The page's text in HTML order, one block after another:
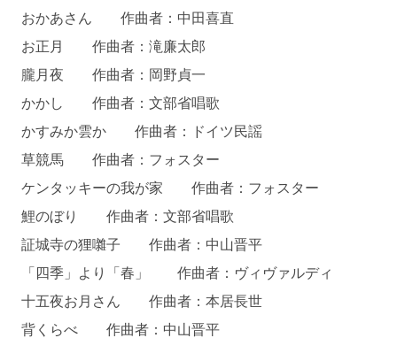
おかあさん 作曲者：中田喜直
お正月 作曲者：滝廉太郎
朧月夜 作曲者：岡野貞一
かかし 作曲者：文部省唱歌
かすみか雲か 作曲者：ドイツ民謡
草競馬 作曲者：フォスター
ケンタッキーの我が家 作曲者：フォスター
鯉のぼり 作曲者：文部省唱歌
証城寺の狸囃子 作曲者：中山晋平
「四季」より「春」 作曲者：ヴィヴァルディ
十五夜お月さん 作曲者：本居長世
背くらべ 作曲者：中山晋平